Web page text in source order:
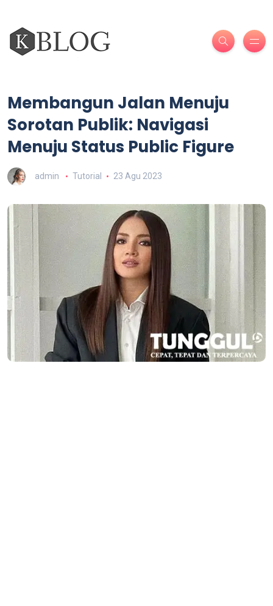
Membangun Jalan Menuju
Sorotan Publik: Navigasi
Menuju Status Public Figure
admin Tutorial 23 Agu 2023